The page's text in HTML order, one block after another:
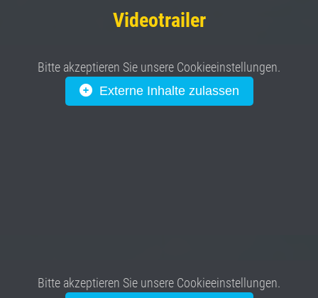
Videotrailer
Bitte akzeptieren Sie unsere Cookieeinstellungen.
Externe Inhalte zulassen
Bitte akzeptieren Sie unsere Cookieeinstellungen.